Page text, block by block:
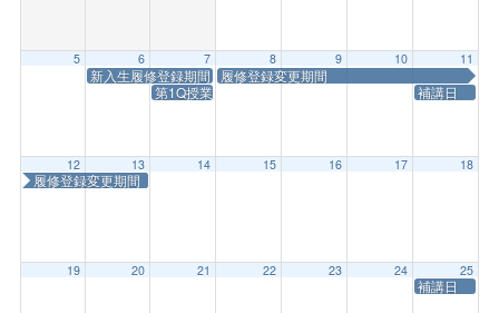
5 6
新入生履修登録期間
7
第1Q授業開始
8
履修登録変更期間
9 10 11
補講日
12
履修登録変更期間
13 14 15 16 17 18
19 20 21 22 23 24 25
補講日